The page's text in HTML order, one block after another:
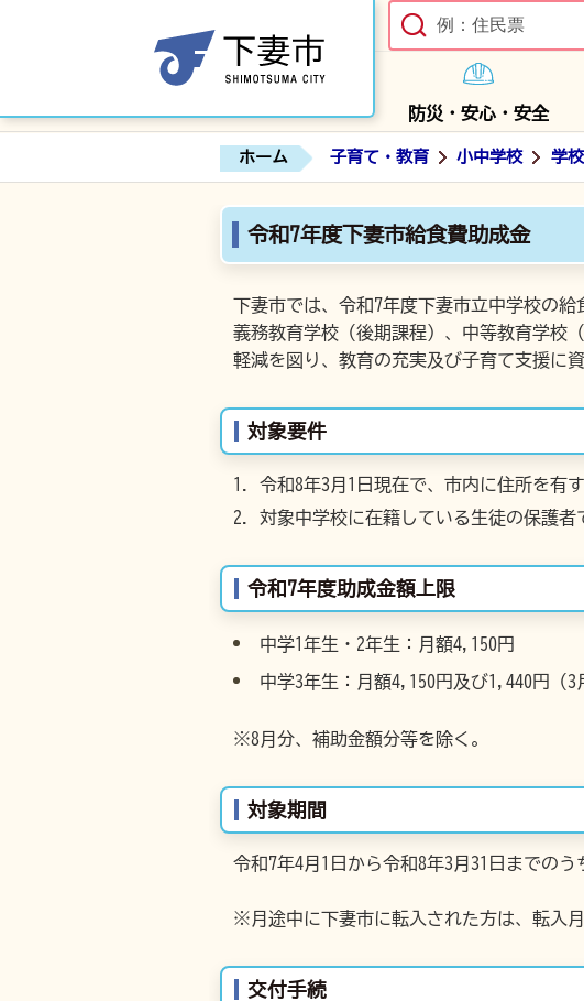
防災・安心・安全
ホーム 子育て・教育 小中学校 学
令和7年度下妻市給食費助成金
下妻市では、令和7年度下妻市立中学校の
義務教育学校（後期課程）、中等教育学校
軽減を図り、教育の充実及び子育て支援に
対象要件
令和8年3月1日現在で、市内に住所を有す
対象中学校に在籍している生徒の保護者
令和7年度助成金額上限
中学1年生・2年生：月額4,150円
中学3年生：月額4,150円及び1,440円（3
※8月分、補助金額分等を除く。
対象期間
令和7年4月1日から令和8年3月31日までの
※月途中に下妻市に転入された方は、転入
交付手続